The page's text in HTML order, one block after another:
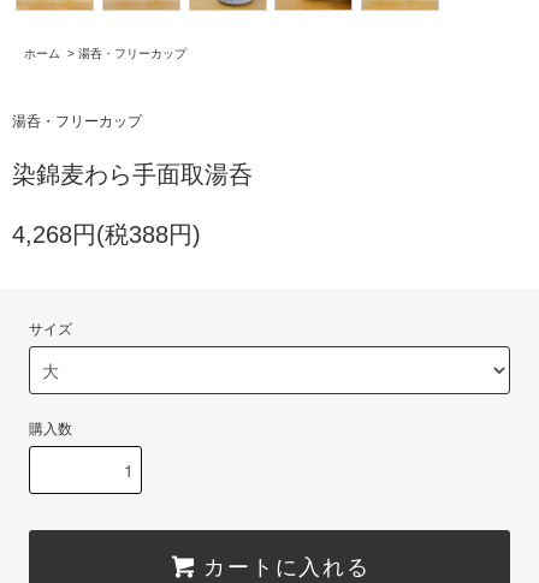
ホーム > 湯呑・フリーカップ
湯呑・フリーカップ
染錦麦わら手面取湯呑
4,268円(税388円)
サイズ
購入数
カートに入れる